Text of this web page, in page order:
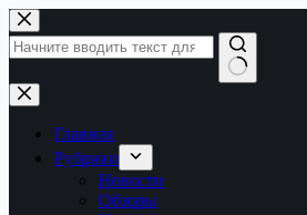
Перейти
к
сути
Ничего
не
найденоГлавная
Рубрики
Новости
Обзоры